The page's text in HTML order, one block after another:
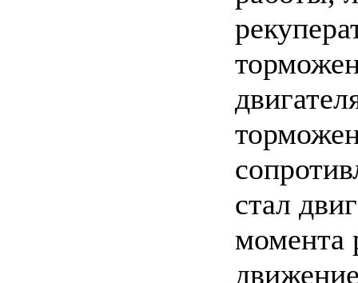
стал
момента